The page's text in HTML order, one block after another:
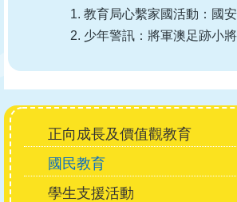
教育局心繫家國活動：國安
少年警訊：將軍澳足跡小將
Main
navigation
正向成長及價值觀教育
國民教育
學生支援活動